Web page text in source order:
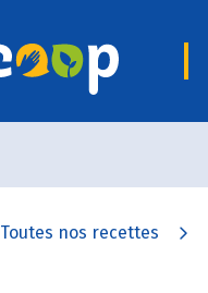
Toutes nos recettes